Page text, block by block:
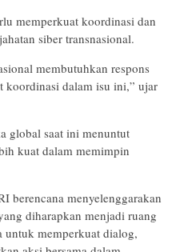
memperkuat koordinasi dan
siber transnasional.
membutuhkan respons
koordinasi dalam isu ini,” ujar
global saat ini menuntut
kuat dalam memimpin
berencana menyelenggarakan
diharapkan menjadi ruang
untuk memperkuat dialog,